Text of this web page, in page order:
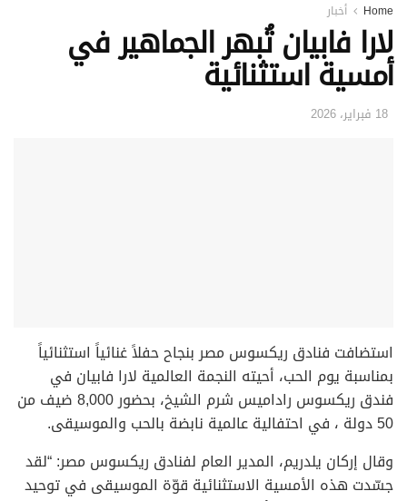
Home أخبار
لارا فابيان تُبهر الجماهير في
أمسية استثنائية
18 فبراير، 2026
استضافت فنادق ريكسوس مصر بنجاح حفلاً غنائياً استثنائياً
بمناسبة يوم الحب، أحيته النجمة العالمية لارا فابيان في
فندق ريكسوس راداميس شرم الشيخ، بحضور 8,000 ضيف من
50 دولة ، في احتفالية عالمية نابضة بالحب والموسيقى.
وقال إركان يلدريم، المدير العام لفنادق ريكسوس مصر: “لقد
جسّدت هذه الأمسية الاستثنائية قوّة الموسيقى في توحيد